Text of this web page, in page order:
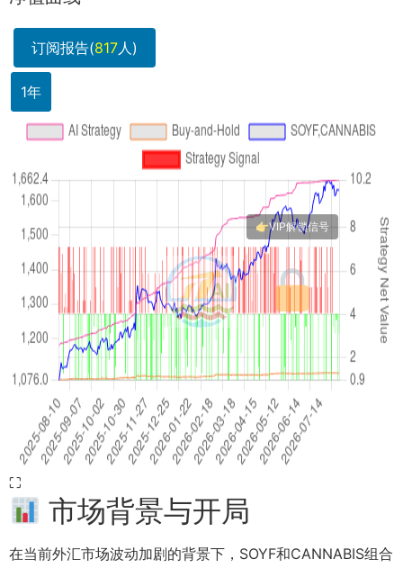
订阅报告(817人)
1年
⛶
市场背景与开局
在当前外汇市场波动加剧的背景下，SOYF和CANNABIS组合